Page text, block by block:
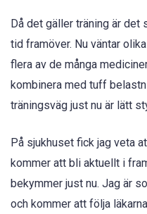
Då det gäller träning är det
tid framöver. Nu väntar
flera av de många
kombinera med tuff
träningsväg just nu är lätt
På sjukhuset fick jag veta
kommer att bli aktuellt i
bekymmer just nu. Jag är
och kommer att följa